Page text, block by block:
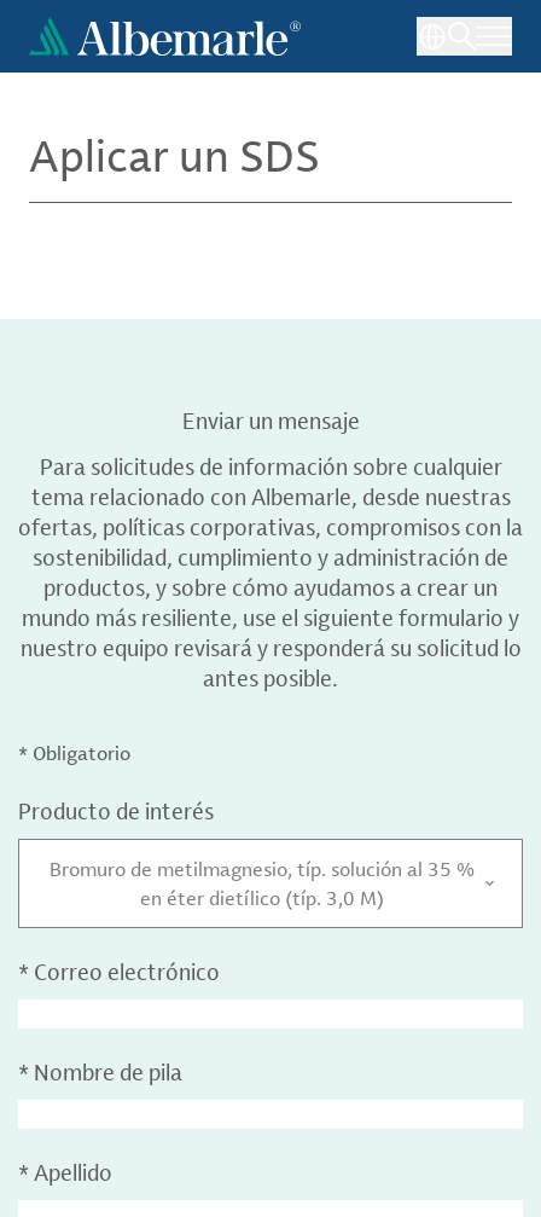
Pasar
contenido
Aplicar un SDS
Enviar un mensaje
Para solicitudes de información sobre cualquier
tema relacionado con Albemarle, desde nuestras
ofertas, políticas corporativas, compromisos con la
sostenibilidad, cumplimiento y administración de
productos, y sobre cómo ayudamos a crear un
mundo más resiliente, use el siguiente formulario y
nuestro equipo revisará y responderá su solicitud lo
antes posible.
* Obligatorio
Producto de interés
Bromuro de metilmagnesio, típ. solución al 35 %
en éter dietílico (típ. 3,0 M)
* Correo electrónico
* Nombre de pila
* Apellido